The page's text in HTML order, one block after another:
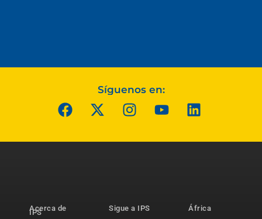
Síguenos en:
Acerca de
IPS
Sigue a IPS
África